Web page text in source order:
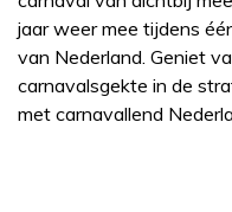
jaar weer mee tijdens
van Nederland. Geniet
carnavalsgekte in de
met carnavallend